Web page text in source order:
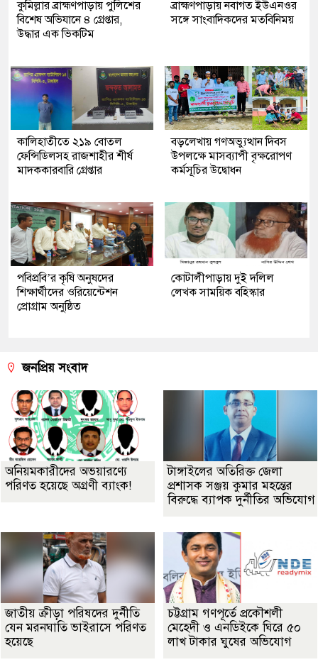
কুমিল্লার ব্রাহ্মণপাড়ায় পুলিশের
বিশেষ অভিযানে ৪ গ্রেপ্তার,
উদ্ধার এক ভিকটিম
ব্রাহ্মণপাড়ায় নবাগত ইউএনওর
সঙ্গে সাংবাদিকদের মতবিনিময়
কালিহাতীতে ২১৯ বোতল
ফেন্সিডিলসহ রাজশাহীর শীর্ষ
মাদককারবারি গ্রেপ্তার
বড়লেখায় গণঅভ্যুত্থান দিবস
উপলক্ষে মাসব্যাপী বৃক্ষরোপণ
কর্মসূচির উদ্বোধন
পবিপ্রবি’র কৃষি অনুষদের
শিক্ষার্থীদের ওরিয়েন্টেশন
প্রোগ্রাম অনুষ্ঠিত
কোটালীপাড়ায় দুই দলিল
লেখক সাময়িক বহিস্কার
জনপ্রিয় সংবাদ
অনিয়মকারীদের অভয়ারণ্যে
পরিণত হয়েছে অগ্রণী ব্যাংক!
টাঙ্গাইলের অতিরিক্ত জেলা
প্রশাসক সঞ্জয় কুমার মহন্তের
বিরুদ্ধে ব্যাপক দুর্নীতির অভিযোগ
জাতীয় ক্রীড়া পরিষদের দুর্নীতি
যেন মরনঘাতি ভাইরাসে পরিণত
হয়েছে
চট্টগ্রাম গণপূর্তে প্রকৌশলী
মেহেদী ও এনডিইকে ঘিরে ৫০
লাখ টাকার ঘুষের অভিযোগ